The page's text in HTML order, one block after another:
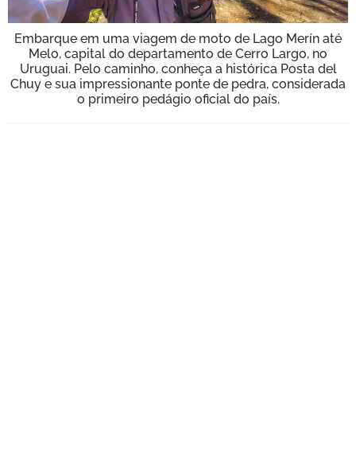
Embarque em uma viagem de moto de Lago Merín até
Melo, capital do departamento de Cerro Largo, no
Uruguai. Pelo caminho, conheça a histórica Posta del
Chuy e sua impressionante ponte de pedra, considerada
o primeiro pedágio oficial do país.